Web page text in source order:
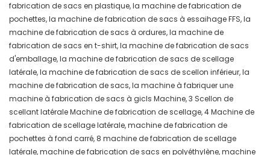
fabrication de sacs en plastique, la machine de fabrication de
pochettes, la machine de fabrication de sacs à essaihage FFS, la
machine de fabrication de sacs à ordures, la machine de
fabrication de sacs en t-shirt, la machine de fabrication de sacs
d'emballage, la machine de fabrication de sacs de scellage
latérale, la machine de fabrication de sacs de scellon inférieur, la
machine de fabrication de sacs, la machine à fabriquer une
machine à fabrication de sacs à gicls Machine, 3 Scellon de
scellant latérale Machine de fabrication de scellage, 4 Machine de
fabrication de scellage latérale, machine de fabrication de
pochettes à fond carré, 8 machine de fabrication de scellage
latérale, machine de fabrication de sacs en polyéthylène, machine